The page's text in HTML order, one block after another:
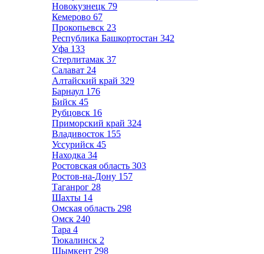
Новокузнецк 79
Кемерово 67
Прокопьевск 23
Республика Башкортостан 342
Уфа 133
Стерлитамак 37
Салават 24
Алтайский край 329
Барнаул 176
Бийск 45
Рубцовск 16
Приморский край 324
Владивосток 155
Уссурийск 45
Находка 34
Ростовская область 303
Ростов-на-Дону 157
Таганрог 28
Шахты 14
Омская область 298
Омск 240
Тара 4
Тюкалинск 2
Шымкент 298